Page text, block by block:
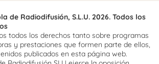
de Radiodifusión, S.L.U. 2026. Todos los
todos los derechos tanto sobre programas
y prestaciones que formen parte de ellos,
publicados en esta página web.